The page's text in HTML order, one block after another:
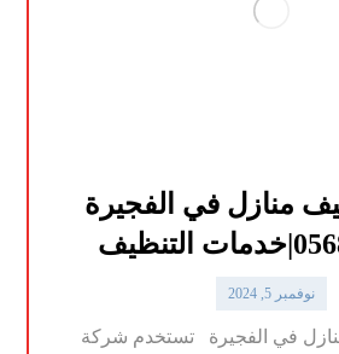
منازل في الفجيرة
نوفمبر 5, 2024
في الفجيرة تستخدم شركة